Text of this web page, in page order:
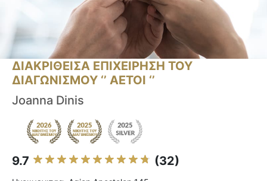
ΔΙΑΚΡΙΘΕΙΣΑ ΕΠΙΧΕΙΡΗΣΗ ΤΟΥ
ΔΙΑΓΩΝΙΣΜΟΥ ‘’ ΑΕΤΟΙ ‘’
Joanna Dinis
9.7 (32)